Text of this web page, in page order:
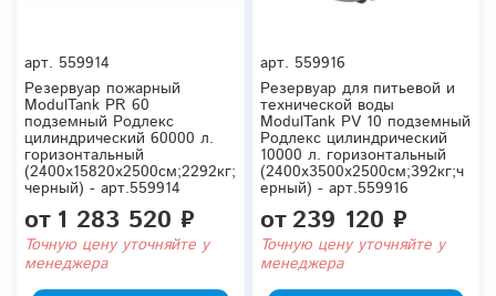
арт. 559914
Резервуар пожарный
ModulTank PR 60
подземный Родлекс
цилиндрический 60000 л.
горизонтальный
(2400x15820x2500см;2292кг;
черный) - арт.559914
от 1 283 520 ₽
Точную цену уточняйте у
менеджера
арт. 559916
Резервуар для питьевой и
технической воды
ModulTank PV 10 подземный
Родлекс цилиндрический
10000 л. горизонтальный
(2400x3500x2500см;392кг;ч
ерный) - арт.559916
от239 120 ₽
Точную цену уточняйте у
менеджера